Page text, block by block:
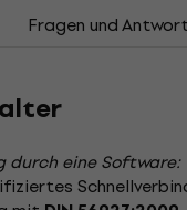
Fragen und
durch eine Software: